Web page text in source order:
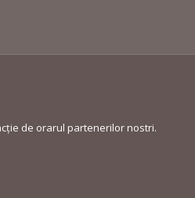
de orarul partenerilor nostri.